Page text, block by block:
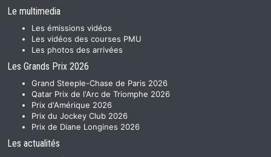
Le multimedia
Les émissions vidéos
Les vidéos des courses PMU
Les photos des arrivées
Les Grands Prix 2026
Grand Steeple-Chase de Paris 2026
Qatar Prix de l'Arc de Triomphe 2026
Prix d'Amérique 2026
Prix du Jockey Club 2026
Prix de Diane Longines 2026
Les actualités